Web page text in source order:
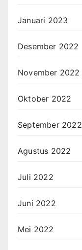
Januari 2023
Desember 2022
November 2022
Oktober 2022
September 2022
Agustus 2022
Juli 2022
Juni 2022
Mei 2022